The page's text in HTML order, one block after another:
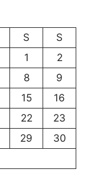
S
S
1
2
8
9
15
16
22
23
29
30